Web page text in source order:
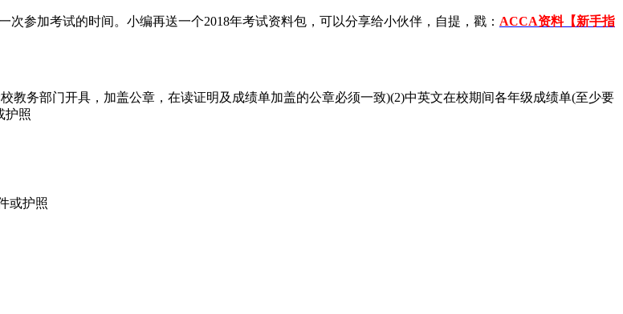
加考试的时间。小编再送一个2018年考试资料包，可以分享给小伙伴，自提，戳： ACCA资料【新手指
务部门开具，加盖公章，在读证明及成绩单加盖的公章必须一致)(2)中英文在校期间各年级成绩单(至少要
护照
或护照